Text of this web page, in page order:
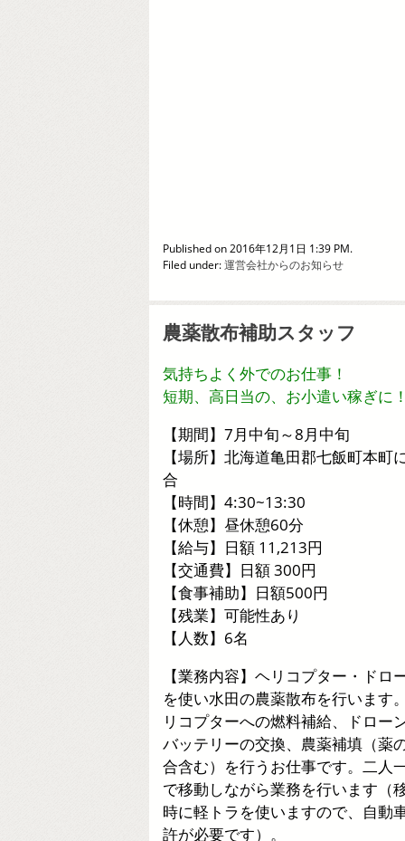
Published on 2016年12月1日 1:39 PM.
Filed under:運営会社からのお知らせ
農薬散布補助スタッフ
気持ちよく外でのお仕事！
短期、高日当の、お小遣い稼ぎに
【期間】7月中旬～8月中旬
【場所】北海道亀田郡七飯町本町
合
【時間】4:30~13:30
【休憩】昼休憩60分
【給与】日額 11,213円
【交通費】日額 300円
【食事補助】日額500円
【残業】可能性あり
【人数】6名
【業務内容】ヘリコプター・ドロ
を使い水田の農薬散布を行います
リコプターへの燃料補給、ドロー
バッテリーの交換、農薬補填（薬
合含む）を行うお仕事です。二人
で移動しながら業務を行います（
時に軽トラを使いますので、自動
許が必要です）。